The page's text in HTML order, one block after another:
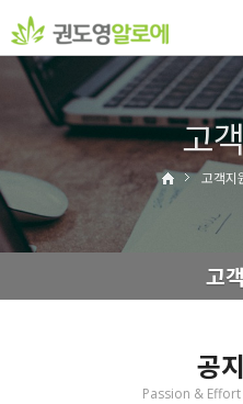
고
고객지
고
공
Passion &